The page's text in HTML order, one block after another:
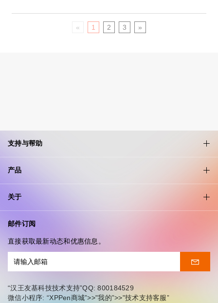
« 1 2 3 »
支持与帮助
产品
关于
邮件订阅
直接获取最新动态和优惠信息。
“汉王友基科技技术支持”QQ: 800184529
微信小程序: “XPPen商城”>>"我的”>>"技术支持客服”